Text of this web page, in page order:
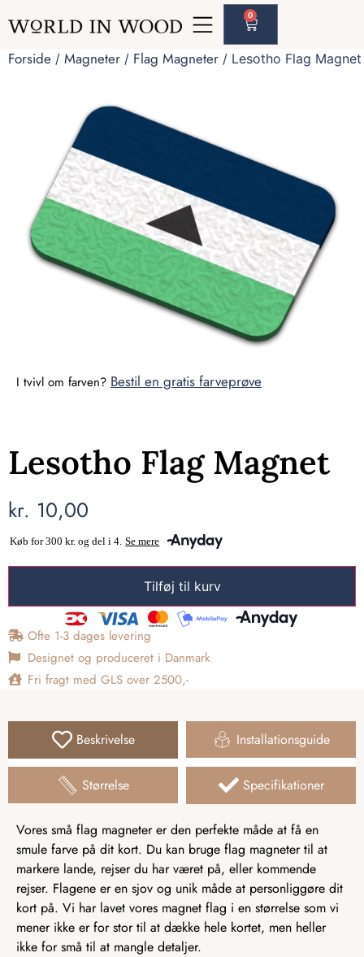
0
Forside / Magneter / Flag Magneter / Lesotho Flag Magnet
I tvivl om farven? Bestil en gratis farveprøve
Lesotho Flag Magnet
kr. 10,00
Tilføj til kurv
Ofte 1-3 dages levering
Designet og produceret i Danmark
Fri fragt med GLS over 2500,-
Beskrivelse
Størrelse
Installationsguide
Specifikationer
Vores små flag magneter er den perfekte måde at få en
smule farve på dit kort. Du kan bruge flag magneter til at
markere lande, rejser du har været på, eller kommende
rejser. Flagene er en sjov og unik måde at personliggøre dit
kort på. Vi har lavet vores magnet flag i en størrelse som vi
mener ikke er for stor til at dække hele kortet, men heller
ikke for små til at mangle detaljer.